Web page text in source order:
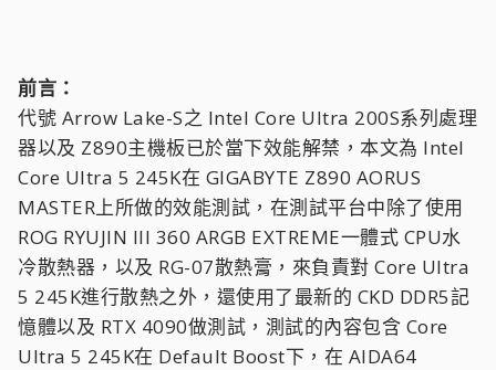
前言：
代號 Arrow Lake-S之 Intel Core Ultra 200S系列處理
器以及 Z890主機板已於當下效能解禁，本文為 Intel
Core Ultra 5 245K在 GIGABYTE Z890 AORUS
MASTER上所做的效能測試，在測試平台中除了使用
ROG RYUJIN III 360 ARGB EXTREME一體式 CPU水
冷散熱器，以及 RG-07散熱膏，來負責對 Core Ultra
5 245K進行散熱之外，還使用了最新的 CKD DDR5記
憶體以及 RTX 4090做測試，測試的內容包含 Core
Ultra 5 245K在 Default Boost下，在 AIDA64